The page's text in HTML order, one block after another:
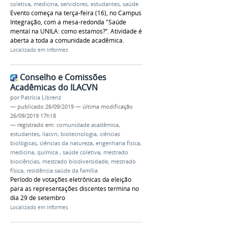
coletiva, medicina, servidores, estudantes, saúde
Evento começa na terça-feira (16), no Campus
Integração, com a mesa-redonda "Saúde
mental na UNILA: como estamos?”. Atividade é
aberta a toda a comunidade acadêmica.
Localizado em Informes
Conselho e Comissões
Acadêmicas do ILACVN
por Patrícia Librenz
— publicado 26/09/2019 — última modificação
26/09/2019 17h18
— registrado em: comunidade acadêmica,
estudantes, ilacvn, biotecnologia, ciências
biológicas, ciências da natureza, engenharia física,
medicina, química , saúde coletiva, mestrado
biociências, mestrado biodiversidade, mestrado
física, residência saúde da família
Período de votações eletrônicas da eleição
para as representações discentes termina no
dia 29 de setembro
Localizado em Informes